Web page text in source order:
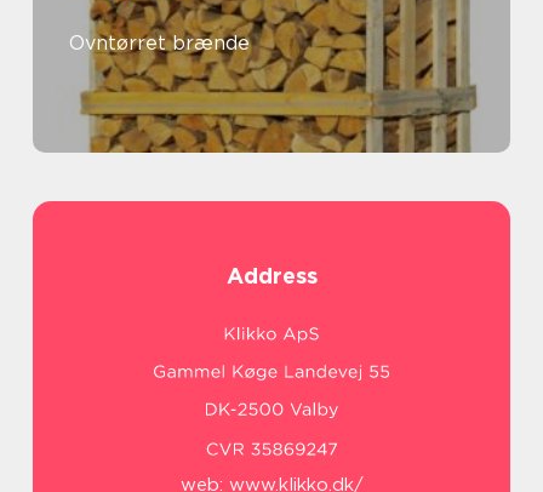
Ovntørret brænde
Address
web: www.klikko.dk/